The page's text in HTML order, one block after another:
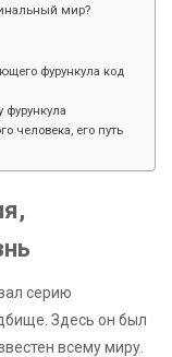
мир?
фурункула код
фурункула
человека, его путь
серию
Здесь он был
всему миру.